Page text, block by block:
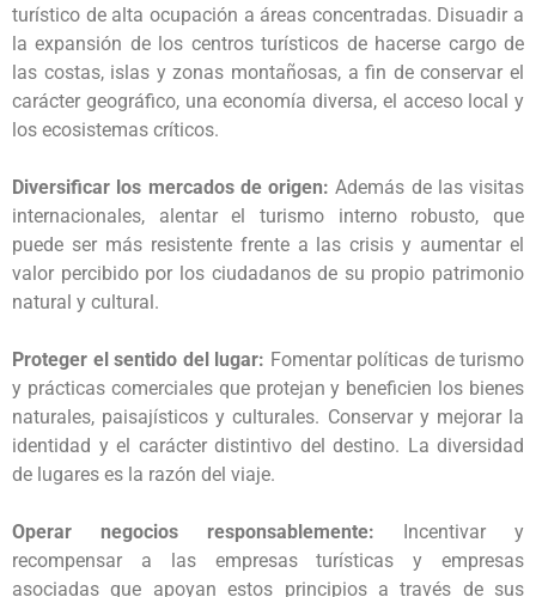
turístico de alta ocupación a áreas concentradas. Disuadir a
la expansión de los centros turísticos de hacerse cargo de
las costas, islas y zonas montañosas, a fin de conservar el
carácter geográfico, una economía diversa, el acceso local y
los ecosistemas críticos.
Diversificar los mercados de origen:Además de las visitas
internacionales, alentar el turismo interno robusto, que
puede ser más resistente frente a las crisis y aumentar el
valor percibido por los ciudadanos de su propio patrimonio
natural y cultural.
Proteger el sentido del lugar: Fomentar políticas de turismo
y prácticas comerciales que protejan y beneficien los bienes
naturales, paisajísticos y culturales. Conservar y mejorar la
identidad y el carácter distintivo del destino. La diversidad
de lugares es la razón del viaje.
Operar negocios responsablemente:
Incentivar y
recompensar a las empresas turísticas y empresas
asociadas que apoyan estos principios a través de sus